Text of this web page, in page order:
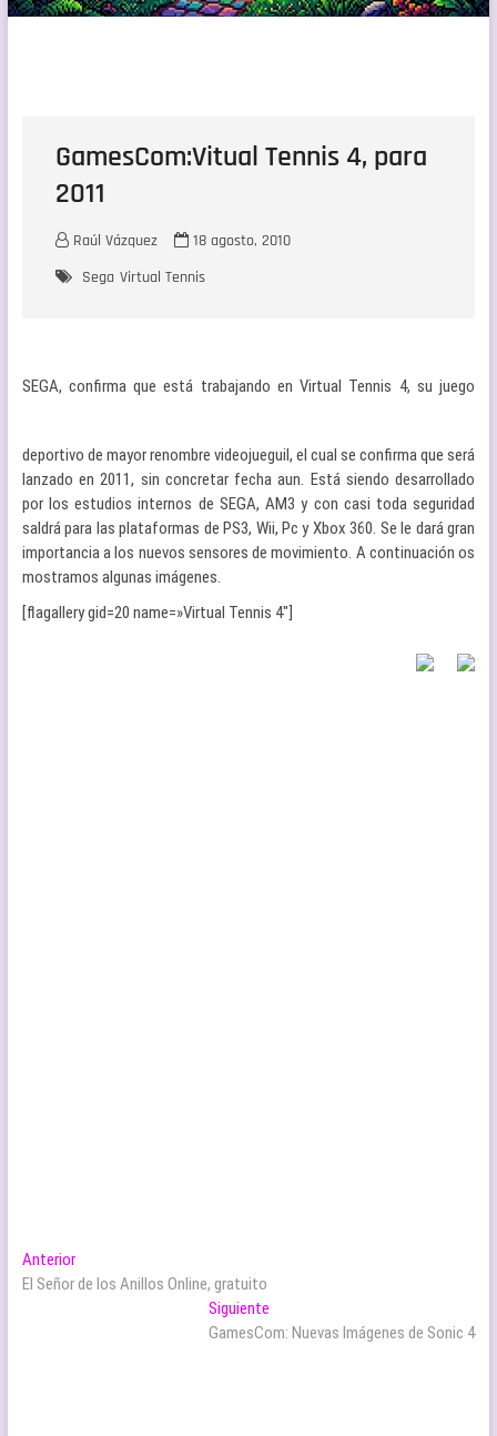
GamesCom:Vitual Tennis 4, para
2011
Raúl Vázquez
18 agosto, 2010
Sega Virtual Tennis
SEGA, confirma que está trabajando en Virtual Tennis 4, su juego
deportivo de mayor renombre videojueguil, el cual se confirma que será
lanzado en 2011, sin concretar fecha aun. Está siendo desarrollado
por los estudios internos de SEGA, AM3 y con casi toda seguridad
saldrá para las plataformas de PS3, Wii, Pc y Xbox 360. Se le dará gran
importancia a los nuevos sensores de movimiento. A continuación os
mostramos algunas imágenes.
[flagallery gid=20 name=»Virtual Tennis 4″]
Navegación
de
AnteriorEntrada
anterior:
El Señor de los Anillos Online, gratuito
Siguiente
siguiente:
GamesCom: Nuevas Imágenes de Sonic 4